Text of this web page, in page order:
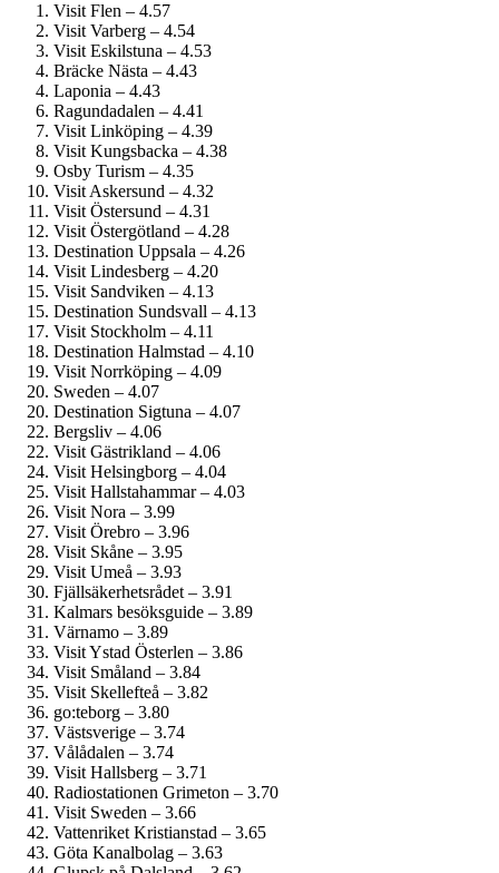
Visit Flen – 4.57
Visit Varberg – 4.54
Visit Eskilstuna – 4.53
Bräcke Nästa – 4.43
Laponia – 4.43
Ragundadalen – 4.41
Visit Linköping – 4.39
Visit Kungsbacka – 4.38
Osby Turism – 4.35
Visit Askersund – 4.32
Visit Östersund – 4.31
Visit Östergötland – 4.28
Destination Uppsala – 4.26
Visit Lindesberg – 4.20
Visit Sandviken – 4.13
Destination Sundsvall – 4.13
Visit Stockholm – 4.11
Destination Halmstad – 4.10
Visit Norrköping – 4.09
Sweden – 4.07
Destination Sigtuna – 4.07
Bergsliv – 4.06
Visit Gästrikland – 4.06
Visit Helsingborg – 4.04
Visit Hallstahammar – 4.03
Visit Nora – 3.99
Visit Örebro – 3.96
Visit Skåne – 3.95
Visit Umeå – 3.93
Fjällsäkerhetsrådet – 3.91
Kalmars besöksguide – 3.89
Värnamo – 3.89
Visit Ystad Österlen – 3.86
Visit Småland – 3.84
Visit Skellefteå – 3.82
go:teborg – 3.80
Västsverige – 3.74
Vålådalen – 3.74
Visit Hallsberg – 3.71
Radiostationen Grimeton – 3.70
Visit Sweden – 3.66
Vattenriket Kristianstad – 3.65
Göta Kanalbolag – 3.63